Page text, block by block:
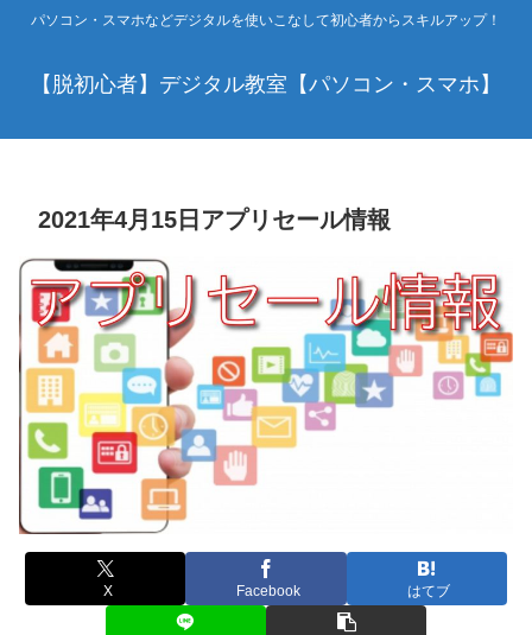
パソコン・スマホなどデジタルを使いこなして初心者からスキルアップ！
【脱初心者】デジタル教室【パソコン・スマホ】
2021年4月15日アプリセール情報
X Facebook はてブ